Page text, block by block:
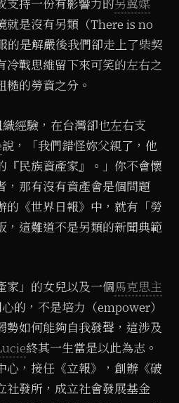
支持一份有影響力的另翼媒
就是沒有另類（There is no
是解嚴後我們卻走上了柴契
冷戰思維留下來可笑的左右之
糙的勞資之分。
經驗，在台灣卻也左右支
說，「我們錯怪妳父親了，他
『民族資產家』。」你不會懷
，那有沒有資產會是個問題
的《世界日報》中，就有「勞
，這難道不是另類的新聞典範
家」的女兒以及一個馬克思主
的，不是培力（empower）
勢如何能夠自我發聲，這涉及
終其一生當是以此為志。
心，接任《立報》，創辦《破
社發所，成立社會發展基金